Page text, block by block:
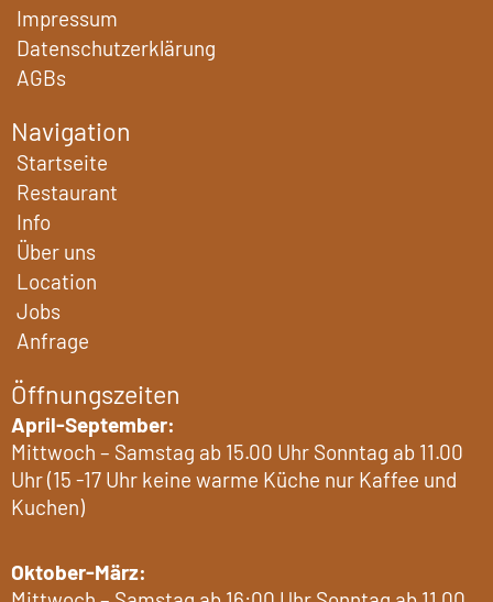
e
b
o
o
k
t
a
r
m
Impressum
Datenschutzerklärung
AGBs
Navigation
Startseite
Restaurant
Info
Über uns
Location
Jobs
Anfrage
Öffnungszeiten
April-September:
Mittwoch – Samstag ab 15.00 Uhr Sonntag ab 11.00
Uhr (15 -17 Uhr keine warme Küche nur Kaffee und
Kuchen)
Oktober-März: